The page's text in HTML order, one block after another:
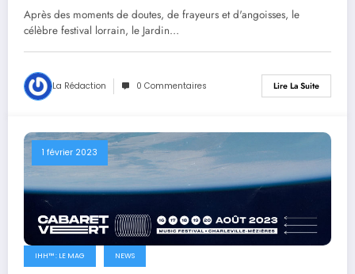
Après des moments de doutes, de frayeurs et d'angoisses, le
célèbre festival lorrain, le Jardin…
La Rédaction 0 Commentaires Lire La Suite
1 février 2023
IHH™ : LE MAG NEWS